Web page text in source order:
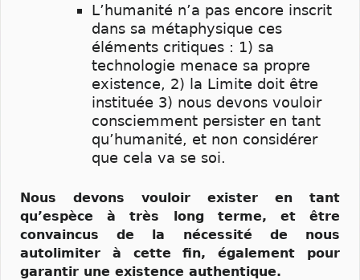
L’humanité n’a pas encore inscrit
dans sa métaphysique ces
éléments critiques : 1) sa
technologie menace sa propre
existence, 2) la Limite doit être
instituée 3) nous devons vouloir
consciemment persister en tant
qu’humanité, et non considérer
que cela va se soi.
Nous devons vouloir exister en tant
qu’espèce à très long terme, et être
convaincus de la nécessité de nous
autolimiter à cette fin, également pour
garantir une existence authentique.